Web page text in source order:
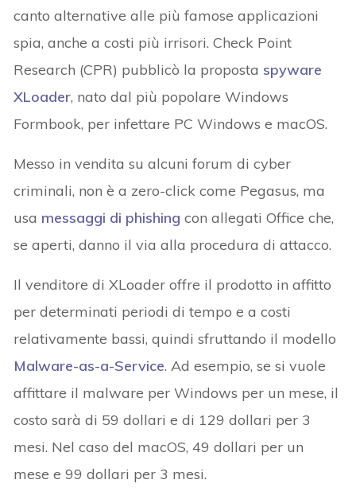
canto alternative alle più famose applicazioni
spia, anche a costi più irrisori. Check Point
Research (CPR) pubblicò la proposta spyware
XLoader, nato dal più popolare Windows
Formbook, per infettare PC Windows e macOS.
Messo in vendita su alcuni forum di cyber
criminali, non è a zero-click come Pegasus, ma
usa messaggi di phishing con allegati Office che,
se aperti, danno il via alla procedura di attacco.
Il venditore di XLoader offre il prodotto in affitto
per determinati periodi di tempo e a costi
relativamente bassi, quindi sfruttando il modello
Malware-as-a-Service. Ad esempio, se si vuole
affittare il malware per Windows per un mese, il
costo sarà di 59 dollari e di 129 dollari per 3
mesi. Nel caso del macOS, 49 dollari per un
mese e 99 dollari per 3 mesi.